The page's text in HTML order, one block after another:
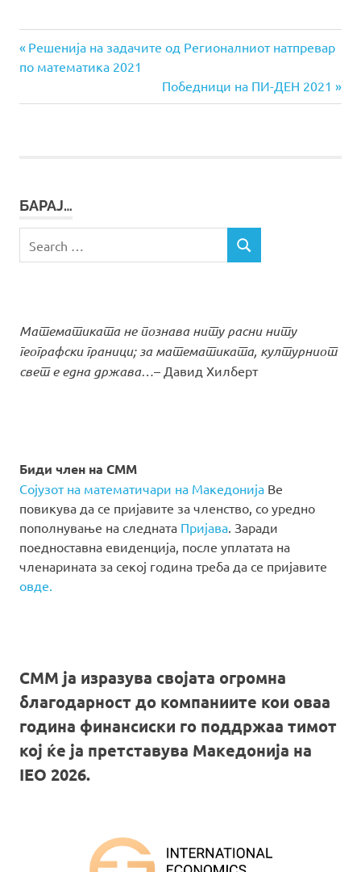
Навигација
Previous
Post:
Решенија на задачите од Регионалниот натпревар
по математика 2021
Next
Post:
Победници на ПИ-ДЕН 2021
БАРАЈ…
for:
SEARCH
Математиката не познава ниту расни ниту
географски граници; за математиката, културниот
свет е една држава…– Давид Хилберт
Биди член на СММ
Сојузот на математичари на Македонија Ве
повикува да се пријавите за членство, со уредно
пополнување на следната Пријава . Заради
поедноставна евиденција, после уплатата на
членарината за секој година треба да се пријавите
овде.
СММ ја изразува својата огромна
благодарност до компаниите кои оваа
година финансиски го поддржаа тимот
кој ќе ја претставува Македонија на
IEO 2026.